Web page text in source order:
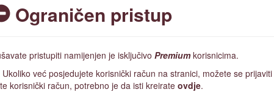
Ograničen pristup
pristupiti namijenjen je isključivo Premiumkorisnicima.
već posjedujete korisnički račun na stranici, možete se prijaviti
korisnički račun, potrebno je da isti kreirate ovdje.